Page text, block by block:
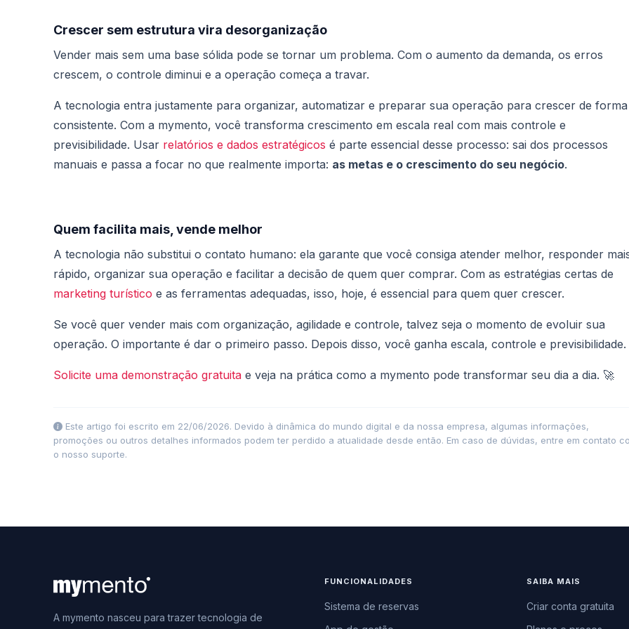
Crescer sem estrutura vira desorganização
Vender mais sem uma base sólida pode se tornar um problema. Com o aumento da demanda, os erros
crescem, o controle diminui e a operação começa a travar.
A tecnologia entra justamente para organizar, automatizar e preparar sua operação para crescer de forma
consistente. Com a mymento, você transforma crescimento em escala real com mais controle e
previsibilidade. Usar relatórios e dados estratégicos é parte essencial desse processo: sai dos processos
manuais e passa a focar no que realmente importa: as metas e o crescimento do seu negócio.
Quem facilita mais, vende melhor
A tecnologia não substitui o contato humano: ela garante que você consiga atender melhor, responder
rápido, organizar sua operação e facilitar a decisão de quem quer comprar. Com as estratégias certas de
marketing turístico e as ferramentas adequadas, isso, hoje, é essencial para quem quer crescer.
Se você quer vender mais com organização, agilidade e controle, talvez seja o momento de evoluir sua
operação. O importante é dar o primeiro passo. Depois disso, você ganha escala, controle e previsibilidade.
Solicite uma demonstração gratuita e veja na prática como a mymento pode transformar seu dia a dia. 🚀
Este artigo foi escrito em 22/06/2026. Devido à dinâmica do mundo digital e da nossa empresa, algumas informações,
promoções ou outros detalhes informados podem ter perdido a atualidade desde então. Em caso de dúvidas, entre em contato
o nosso suporte.
A mymento nasceu para trazer tecnologia de
FUNCIONALIDADES
Sistema de reservas
SAIBA MAIS
Criar conta gratuita